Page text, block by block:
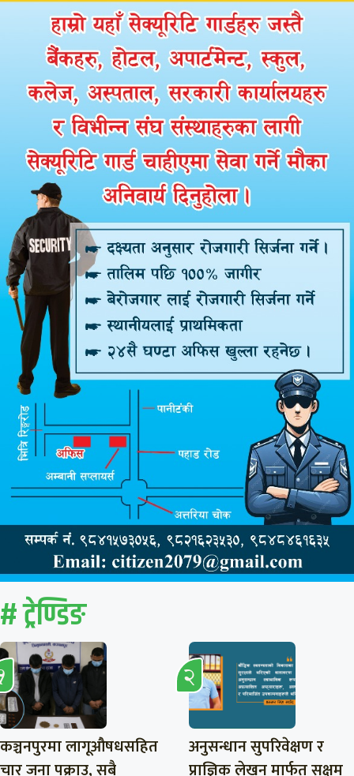
# ट्रेण्डिङ
कञ्चनपुरमा लागूऔषधसहित
चार जना पक्राउ, सबै
अनुसन्धान सुपरिवेक्षण र
प्राज्ञिक लेखन मार्फत सक्षम